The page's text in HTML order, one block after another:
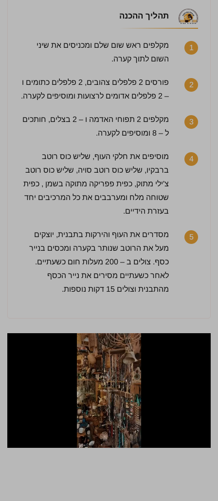
תהליך ההכנה
1
מקלפים ראש שום שלם ומכניסים את שיני
השום לתוך קערה.
2
פורסים 2 פלפלים צהובים, 2 פלפלים כתומים ו
– 2 פלפלים אדומים לרצועות ומוסיפים לקערה.
3
מקלפים 2 תפוחי האדמה ו – 2 בצלים, חותכים
ל – 8 ומוסיפים לקערה.
4
מוסיפים את חלקי העוף, שליש כוס רוטב
ברבקיו, שליש כוס רוטב סויה, שליש כוס רוטב
צ'ילי מתוק, כפית פפריקה מתוקה בשמן , כפית
שטוחה מלח ומערבבים את כל המרכיבים יחד
בעזרת הידיים.
5
מסדרים את העוף והירקות בתבנית, יוצקים
מעל את הרוטב שנותר בקערה ומכסים בנייר
כסף. צולים ב – 200 מעלות חום כשעתיים.
לאחר כשעתיים מסירים את נייר הכסף
מהתבנית וצולים 15 דקות נוספות.
4.5 / 5 | 7 מדרגים
לחץ כדי לדרג: